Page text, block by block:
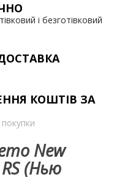
і безготівковий
КОШТІВ ЗА
New
(Нью